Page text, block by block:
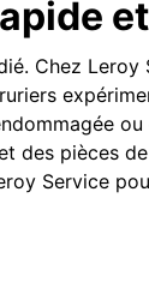
Chez Leroy
des pièces
Service